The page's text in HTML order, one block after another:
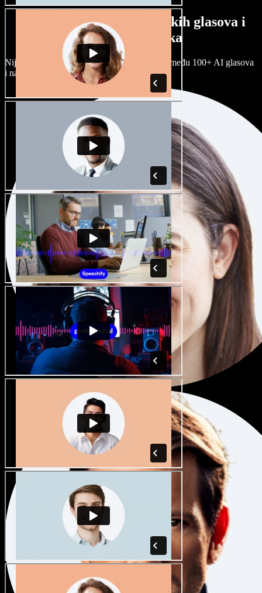
Veliki izbor muških i ženskih glasova i
raznih naglasaka
Nijedan projekt ne mora zvučati isto. Birajte među 100+ AI glasova
i naglasaka i prilagodite ih sebi.